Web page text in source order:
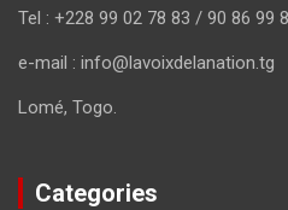
Tel : +228 99 02 78 83 / 90 86 99
e-mail : info@lavoixdelanation.tg
Lomé, Togo.
Categories